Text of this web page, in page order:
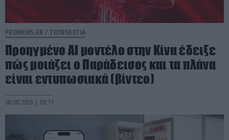
PRONEWS.GR / ΤΕΧΝΟΛΟΓΙΑ
Προηγμένο Al μοντέλο στην Κίνα έδειξε
πώς μοιάζει ο Παράδεισος και τα πλάνα
είναι εντυπωσιακά (βίντεο)
08.08.2026 | 09:11